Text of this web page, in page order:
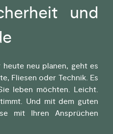
und
heute neu planen, geht es
Fliesen oder Technik. Es
leben möchten. Leicht.
Und mit dem guten
mit Ihren Ansprüchen